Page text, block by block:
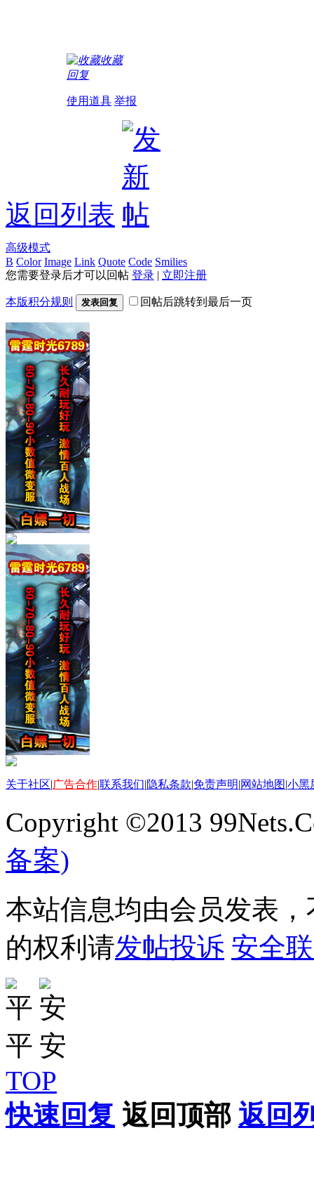
收藏
回复
使用道具 举报
返回列表
高级模式
B Color Image Link Quote Code Smilies
您需要登录后才可以回帖 登录 | 立即注册
本版积分规则 发表回复 回帖后跳转到最后一页
关于社区|广告合作|联系我们|隐私条款|免责声明|网站地图|小黑
Copyright ©2013
备案)
本站信息均由会员发表
的权利请发帖投诉 安全
TOP
快速回复 返回顶部 返回